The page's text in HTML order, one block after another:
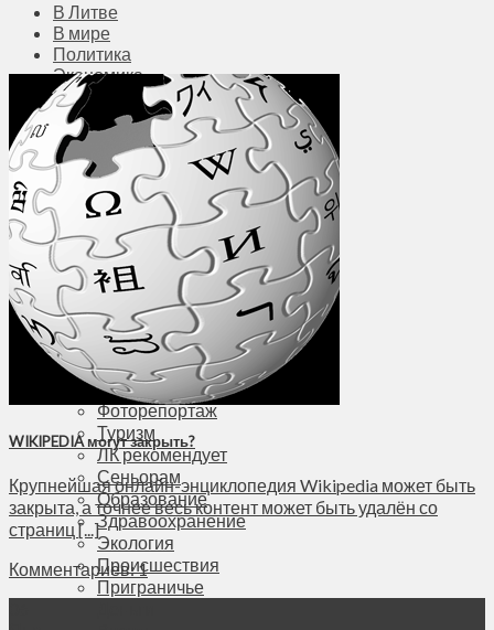
В Литве
В мире
Политика
Экономика
Бизнес
Общество
Мнения
Вильнюс
Клайпеда
Висагинас
Регионы
Соседи
Транспорт
Выбор читателей
Калейдоскоп
Армия
Сейм Литвы
Культура
Больше
Фоторепортаж
Туризм
ЛК рекомендует
Сеньорам
Образование
Здравоохранение
Экология
Происшествия
Приграничье
WIKIPEDIA могут закрыть?
Крупнейшая онлайн-энциклопедия Wikipedia может быть
закрыта, а точнее весь контент может быть удалён со
страниц [...]
Комментариев: 1